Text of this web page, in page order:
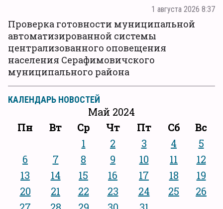
1 августа 2026 8:37
Проверка готовности муниципальной
автоматизированной системы
централизованного оповещения
населения Серафимовичского
муниципального района
КАЛЕНДАРЬ НОВОСТЕЙ
Май 2024
Пн
Вт Ср Чт Пт Сб Вс
1 2 3 4
5
6
7 8 9 10 11
12
13
14 15 16 17 18
19
20
21 22 23 24 25
26